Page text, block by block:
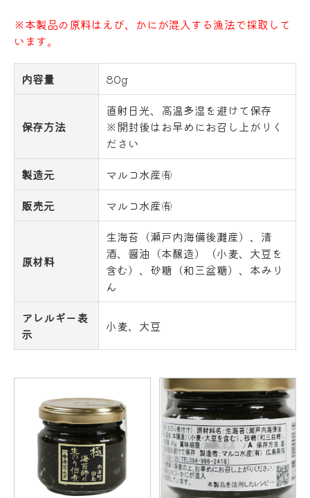
※本製品の原料はえび、かにが混入する漁法で採取して
います。
内容量 80g
保存方法
直射日光、高温多湿を避けて保存
※開封後はお早めにお召し上がりく
ださい
製造元
マルコ水産㈲
販売元
マルコ水産㈲
原材料
生海苔（瀬戸内海備後灘産）、清
酒、醤油（本醸造）（小麦、大豆を
含む）、砂糖（和三盆糖）、本みり
ん
アレルギー表
示
小麦、大豆